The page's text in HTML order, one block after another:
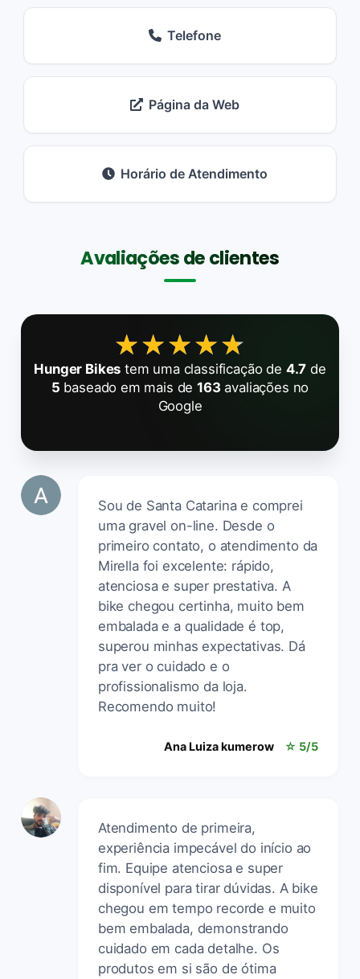
Telefone
Página da Web
Horário de Atendimento
Avaliações de clientes
★★★★★
★★★★★
Hunger Bikes tem uma classificação de 4.7 de
5 baseado em mais de163avaliações no
Google
Sou de Santa Catarina e comprei
uma gravel on-line. Desde o
primeiro contato, o atendimento da
Mirella foi excelente: rápido,
atenciosa e super prestativa. A
bike chegou certinha, muito bem
embalada e a qualidade é top,
superou minhas expectativas. Dá
pra ver o cuidado e o
profissionalismo da loja.
Recomendo muito!
Ana Luiza kumerow ☆ 5/5
Atendimento de primeira,
experiência impecável do início ao
fim. Equipe atenciosa e super
disponível para tirar dúvidas. A bike
chegou em tempo recorde e muito
bem embalada, demonstrando
cuidado em cada detalhe. Os
produtos em si são de ótima